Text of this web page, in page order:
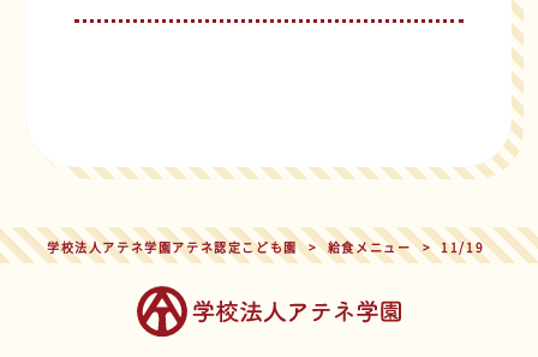
学校法人アテネ学園アテネ認定こども園 > 給食メニュー > 11/19